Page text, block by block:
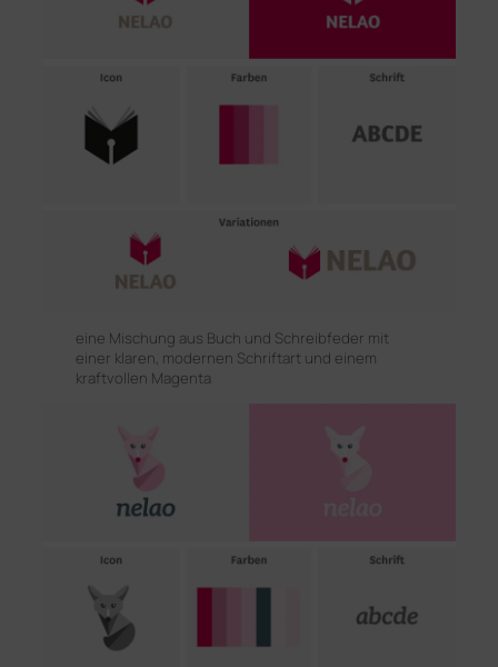
eine Mischung aus Buch und Schreibfeder mit
einer klaren, modernen Schriftart und einem
kraftvollen Magenta